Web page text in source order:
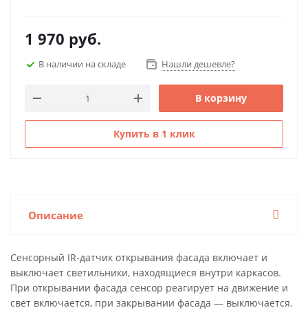
1 970 руб.
В наличии на складе Нашли дешевле?
В корзину
Купить в 1 клик
Описание
Сенсорный IR-датчик открывания фасада включает и
выключает светильники, находящиеся внутри каркасов.
При открывании фасада сенсор реагирует на движение и
свет включается, при закрывании фасада — выключается.